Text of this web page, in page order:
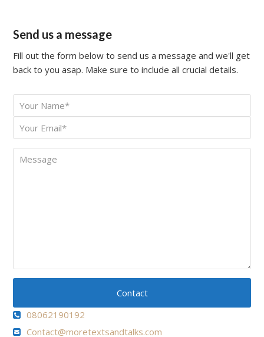
Send us a message
Fill out the form below to send us a message and we'll get
back to you asap. Make sure to include all crucial details.
Your
Name *
Your
Email
Message
Contact
08062190192
Contact@moretextsandtalks.com